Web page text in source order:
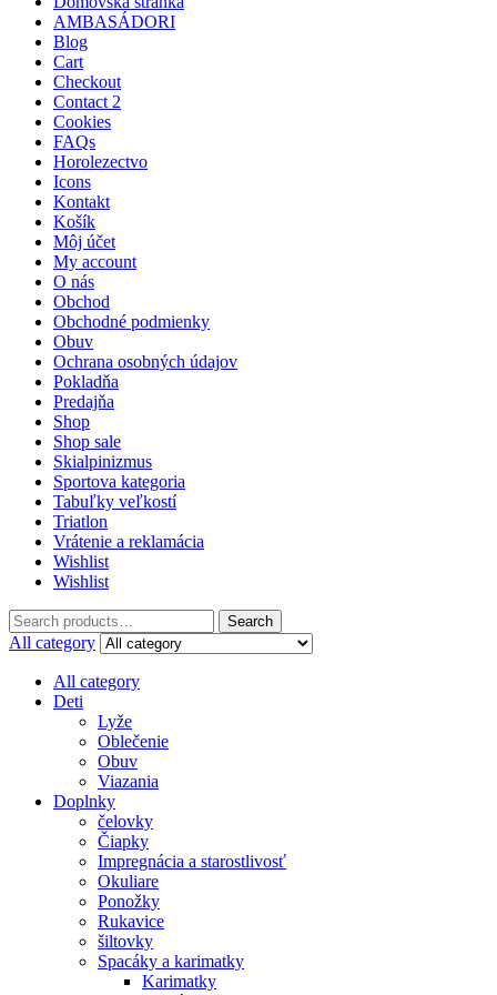
AMBASÁDORI
Blog
Cart
Checkout
Contact 2
Cookies
FAQs
Horolezectvo
Icons
Kontakt
Košík
Môj účet
My account
O nás
Obchod
Obchodné podmienky
Obuv
Ochrana osobných údajov
Pokladňa
Predajňa
Shop
Shop sale
Skialpinizmus
Sportova kategoria
Tabuľky veľkostí
Triatlon
Vrátenie a reklamácia
Wishlist
Wishlist
Search
for:
Search
All category
All category
Deti
Lyže
Oblečenie
Obuv
Viazania
Doplnky
čelovky
Čiapky
Impregnácia a starostlivosť
Okuliare
Ponožky
Rukavice
šiltovky
Spacáky a karimatky
Karimatky